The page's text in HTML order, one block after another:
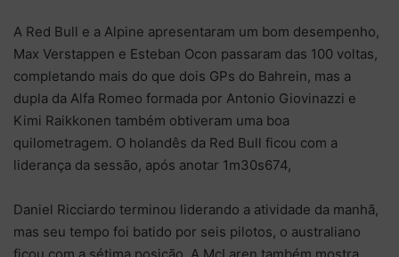
A Red Bull e a Alpine apresentaram um bom desempenho,
Max Verstappen e Esteban Ocon passaram das 100 voltas,
completando mais do que dois GPs do Bahrein, mas a
dupla da Alfa Romeo formada por Antonio Giovinazzi e
Kimi Raikkonen também obtiveram uma boa
quilometragem. O holandês da Red Bull ficou com a
liderança da sessão, após anotar 1m30s674,
Daniel Ricciardo terminou liderando a atividade da manhã,
mas seu tempo foi batido por seis pilotos, o australiano